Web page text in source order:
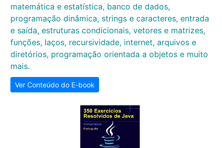
matemática e estatística, banco de dados,
programação dinâmica, strings e caracteres, entrada
e saída, estruturas condicionais, vetores e matrizes,
funções, laços, recursividade, internet, arquivos e
diretórios, programação orientada a objetos e muito
mais.
Ver Conteúdo do E-book